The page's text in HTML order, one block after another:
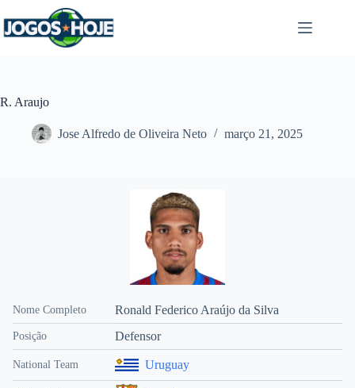
para
o
R. Araujo
Jose Alfredo de Oliveira Neto março 21, 2025
Nome Completo Ronald Federico Araújo da Silva
Posição Defensor
National Team Uruguay